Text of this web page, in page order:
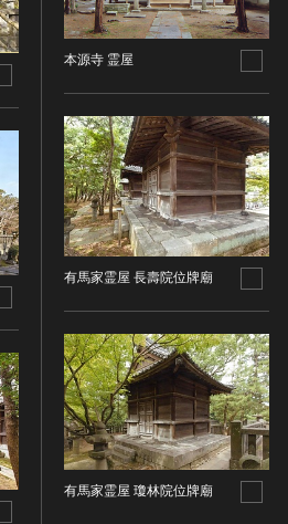
本源寺 霊屋
有馬家霊屋 長壽院位牌廟
有馬家霊屋 瓊林院位牌廟
朝鮮半島]
朝鮮半島]
)
）
講ずべき無形文化財
講ずべき無形の民俗文化財
承）
変禁止）
営利）
—非営利—継承）
—非営利—改変禁止）
権あり）
検索する